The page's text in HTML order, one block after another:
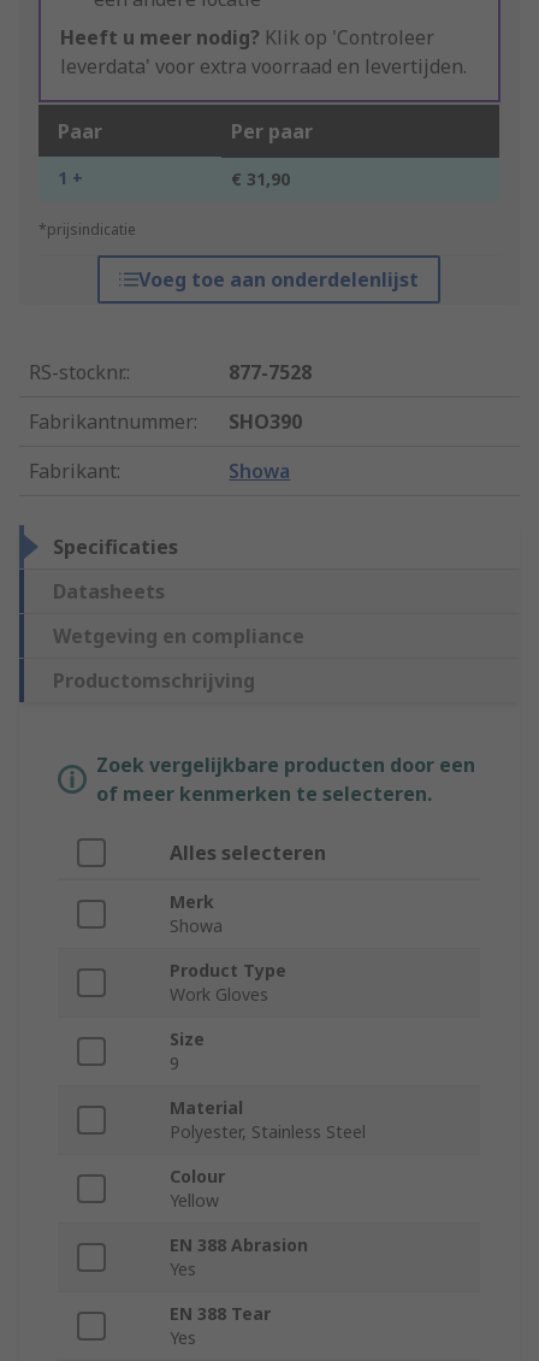
Heeft u meer nodig? Klik op 'Controleer
leverdata' voor extra voorraad en levertijden.
Paar Per paar
1 + € 31,90
*prijsindicatie
Voeg toe aan onderdelenlijst
RS-stocknr.:
877-7528
Fabrikantnummer:
SHO390
Fabrikant: Showa
Specificaties
Datasheets
Wetgeving en compliance
Productomschrijving
Zoek vergelijkbare producten door een
of meer kenmerken te selecteren.
Alles selecteren
Merk
Showa
Product Type
Work Gloves
Size
9
Material
Polyester, Stainless Steel
Colour
Yellow
EN 388 Abrasion
Yes
EN 388 Tear
Yes